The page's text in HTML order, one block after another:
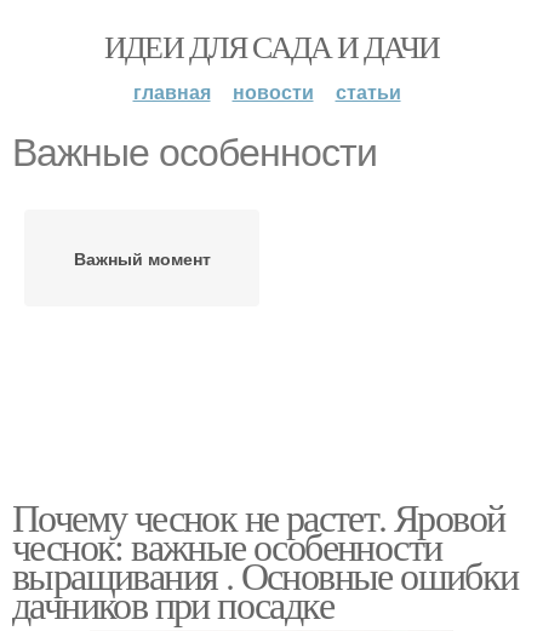
ИДЕИ ДЛЯ САДА И ДАЧИ
главная новости статьи
Важные особенности
Важный момент
Почему чеснок не растет. Яровой
чеснок: важные особенности
выращивания . Основные ошибки
дачников при посадке